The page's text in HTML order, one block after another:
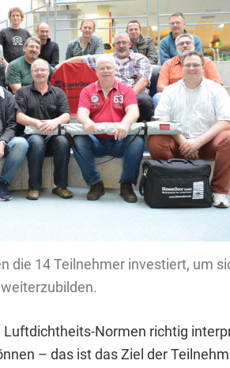
die 14 Teilnehmer investiert, um
weiterzubilden.
Normen richtig
– das ist das Ziel der